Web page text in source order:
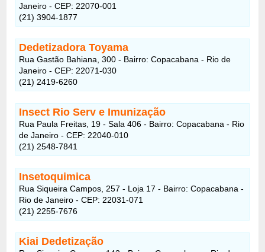
Janeiro - CEP: 22070-001
(21) 3904-1877
Dedetizadora Toyama
Rua Gastão Bahiana, 300 - Bairro: Copacabana - Rio de
Janeiro - CEP: 22071-030
(21) 2419-6260
Insect Rio Serv e Imunização
Rua Paula Freitas, 19 - Sala 406 - Bairro: Copacabana - Rio
de Janeiro - CEP: 22040-010
(21) 2548-7841
Insetoquimica
Rua Siqueira Campos, 257 - Loja 17 - Bairro: Copacabana -
Rio de Janeiro - CEP: 22031-071
(21) 2255-7676
Kiai Dedetização